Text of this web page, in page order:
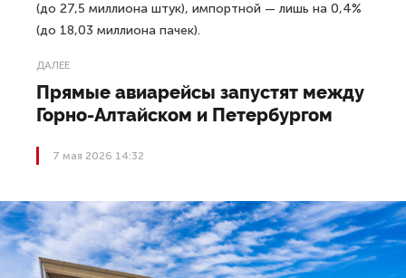
(до 27,5 миллиона штук), импортной — лишь на 0,4%
(до 18,03 миллиона пачек).
ДАЛЕЕ
Прямые авиарейсы запустят между
Горно-Алтайском и Петербургом
7 мая 2026 14:32